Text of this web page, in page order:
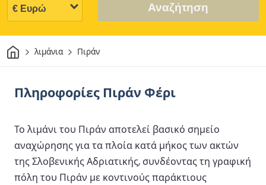
Αναζήτηση
Σπίτιλιμάνια Πιράν
Πληροφορίες Πιράν Φέρι
Το λιμάνι του Πιράν αποτελεί βασικό σημείο
αναχώρησης για τα πλοία κατά μήκος των ακτών
της Σλοβενικής Αδριατικής, συνδέοντας τη γραφική
πόλη του Πιράν με κοντινούς παράκτιους